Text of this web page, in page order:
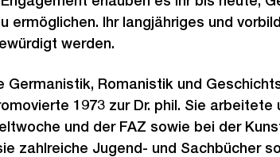
ermöglichen. Ihr langjähriges und
werden.
Germanistik, Romanistik und
1973 zur Dr. phil. Sie arbeitete
und der FAZ sowie bei der
zahlreiche Jugend- und Sachbücher